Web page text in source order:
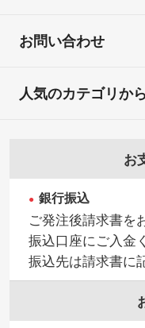
お問い合わせ
お
銀行振込
ご発注後請求書を
振込口座にご入金
振込先は請求書に
人気のカテゴリか